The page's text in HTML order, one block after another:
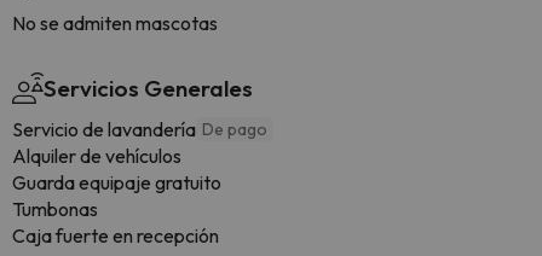
No se admiten mascotas
Servicios Generales
Servicio de lavandería De pago
Alquiler de vehículos
Guarda equipaje gratuito
Tumbonas
Caja fuerte en recepción